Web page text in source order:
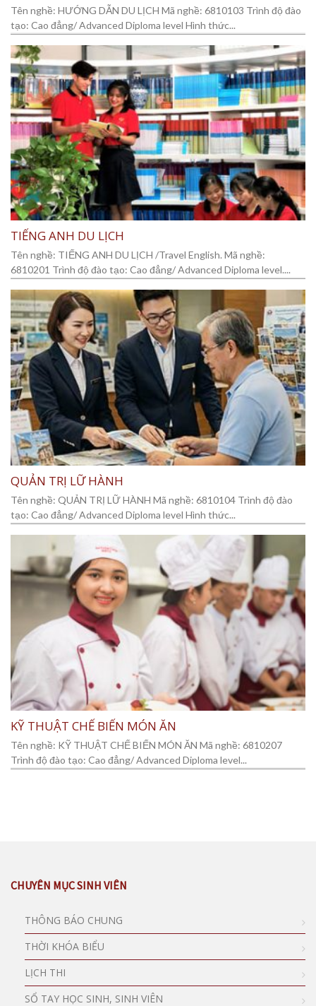
Tên nghề: HƯỚNG DẪN DU LỊCH Mã nghề: 6810103 Trình độ đào
tạo: Cao đẳng/ Advanced Diploma level Hình thức...
TIẾNG ANH DU LỊCH
Tên nghề: TIẾNG ANH DU LỊCH /Travel English. Mã nghề:
6810201 Trình độ đào tạo: Cao đẳng/ Advanced Diploma level....
QUẢN TRỊ LỮ HÀNH
Tên nghề: QUẢN TRỊ LỮ HÀNH Mã nghề: 6810104 Trình độ đào
tạo: Cao đẳng/ Advanced Diploma level Hình thức...
KỸ THUẬT CHẾ BIẾN MÓN ĂN
Tên nghề: KỸ THUẬT CHẾ BIẾN MÓN ĂN Mã nghề: 6810207
Trình độ đào tạo: Cao đẳng/ Advanced Diploma level...
CHUYÊN MỤC SINH VIÊN
THÔNG BÁO CHUNG
THỜI KHÓA BIỂU
LỊCH THI
SỔ TAY HỌC SINH, SINH VIÊN